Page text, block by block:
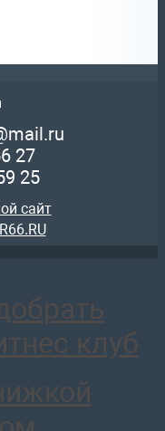
27
25
сайт
клуб